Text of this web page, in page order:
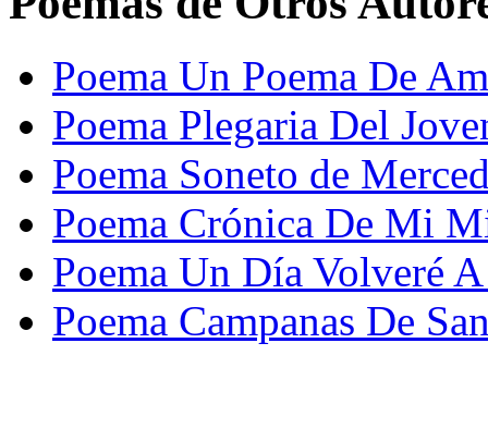
Poema Un Poema De
Poema Plegaria Del
Poema Soneto de
Poema Crónica De Mi
Poema Un Día Volveré
Poema Campanas De